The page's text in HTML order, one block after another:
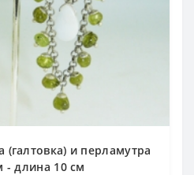
(галтовка) и перламутра
- длина 10 см